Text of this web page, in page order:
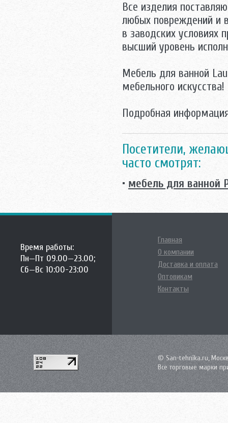
Все изделия
любых повреждений и
в заводских условиях
высший уровень
Mебель для ванной
мебельного искусства!
Подробная
Посетители,
часто смотрят:
• мебель для ванной
Время работы:
Пн—Пт 09.00—23.00;
Сб—Вс 10:00-23:00
Главная
О компании
Доставка и оплата
Оптовикам
Контакты
© San-tehnika.ru,
Все торговые марки